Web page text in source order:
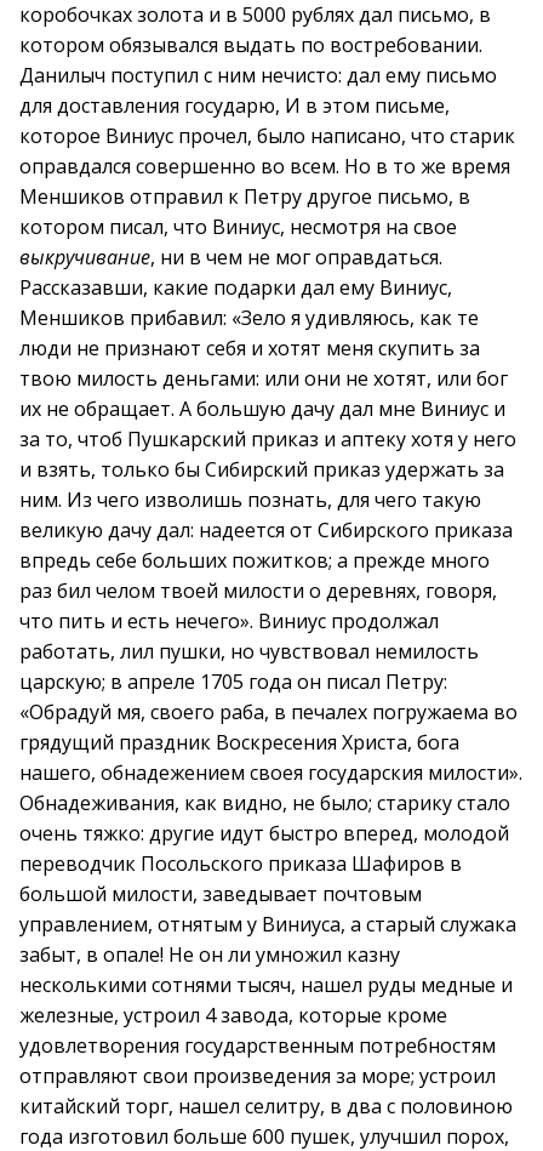
коробочках золота и в 5000 рублях дал письмо, в
котором обязывался выдать по востребовании.
Данилыч поступил с ним нечисто: дал ему письмо
для доставления государю, И в этом письме,
которое Виниус прочел, было написано, что старик
оправдался совершенно во всем. Но в то же время
Меншиков отправил к Петру другое письмо, в
котором писал, что Виниус, несмотря на свое
выкручивание, ни в чем не мог оправдаться.
Рассказавши, какие подарки дал ему Виниус,
Меншиков прибавил: «Зело я удивляюсь, как те
люди не признают себя и хотят меня скупить за
твою милость деньгами: или они не хотят, или бог
их не обращает. А большую дачу дал мне Виниус и
за то, чтоб Пушкарский приказ и аптеку хотя у него
и взять, только бы Сибирский приказ удержать за
ним. Из чего изволишь познать, для чего такую
великую дачу дал: надеется от Сибирского приказа
впредь себе больших пожитков; а прежде много
раз бил челом твоей милости о деревнях, говоря,
что пить и есть нечего». Виниус продолжал
работать, лил пушки, но чувствовал немилость
царскую; в апреле 1705 года он писал Петру:
«Обрадуй мя, своего раба, в печалех погружаема во
грядущий праздник Воскресения Христа, бога
нашего, обнадежением своея государския милости».
Обнадеживания, как видно, не было; старику стало
очень тяжко: другие идут быстро вперед, молодой
переводчик Посольского приказа Шафиров в
большой милости, заведывает почтовым
управлением, отнятым у Виниуса, а старый служака
забыт, в опале! Не он ли умножил казну
несколькими сотнями тысяч, нашел руды медные и
железные, устроил 4 завода, которые кроме
удовлетворения государственным потребностям
отправляют свои произведения за море; устроил
китайский торг, нашел селитру, в два с половиною
года изготовил больше 600 пушек, улучшил порох,